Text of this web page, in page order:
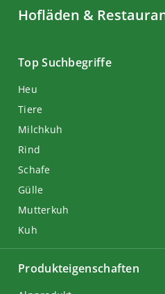
Hofläden &
Top Suchbegriffe
Heu
Tiere
Milchkuh
Rind
Schafe
Gülle
Mutterkuh
Kuh
Produkteigenschaften